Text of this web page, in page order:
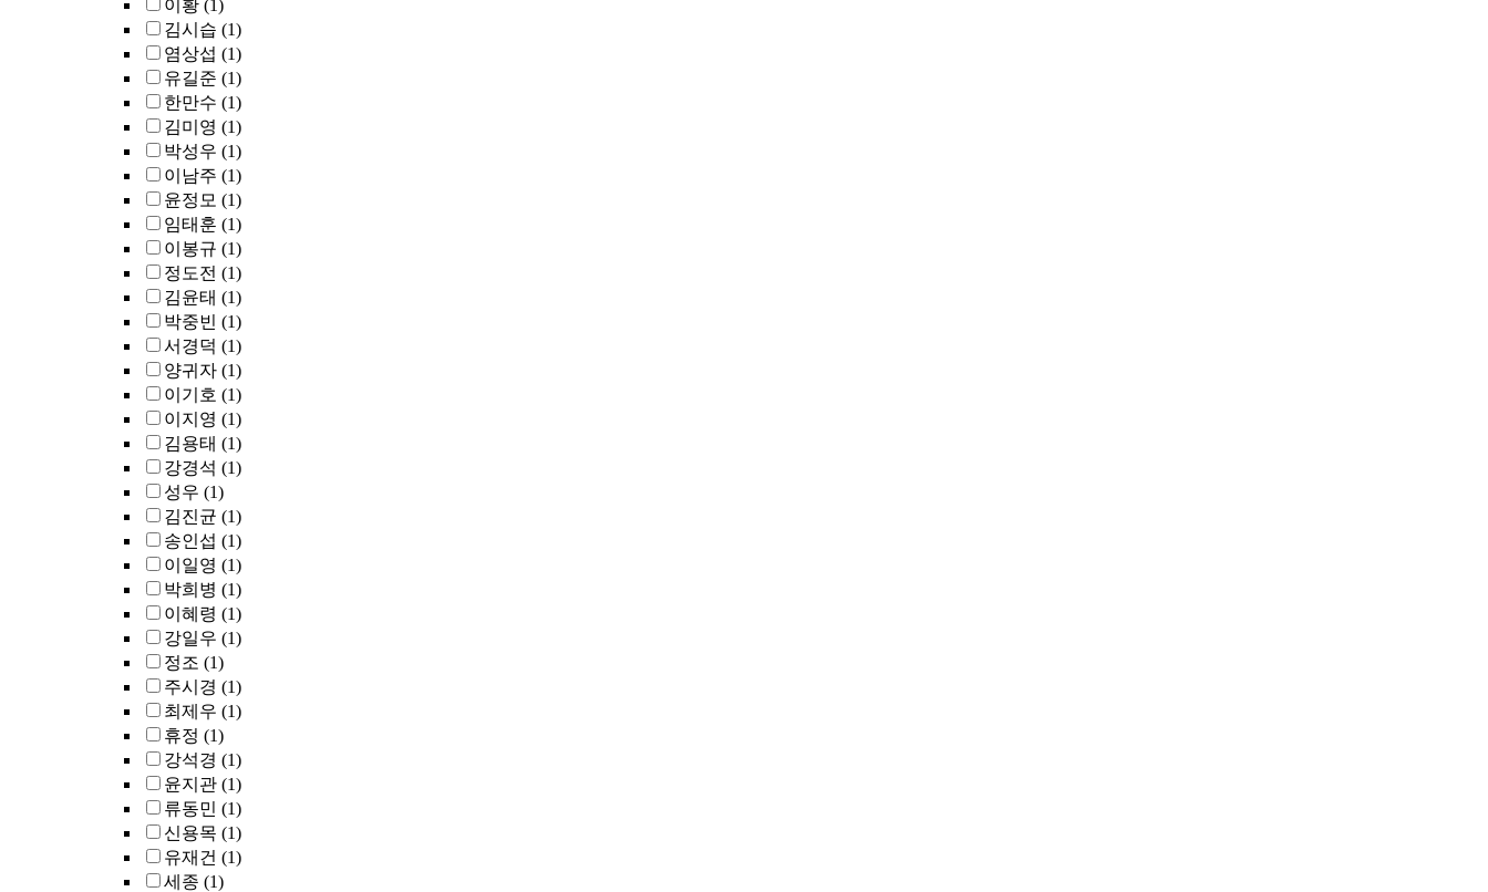
이황 (1)
김시습 (1)
염상섭 (1)
유길준 (1)
한만수 (1)
김미영 (1)
박성우 (1)
이남주 (1)
윤정모 (1)
임태훈 (1)
이봉규 (1)
정도전 (1)
김윤태 (1)
박중빈 (1)
서경덕 (1)
양귀자 (1)
이기호 (1)
이지영 (1)
김용태 (1)
강경석 (1)
성우 (1)
김진균 (1)
송인섭 (1)
이일영 (1)
박희병 (1)
이혜령 (1)
강일우 (1)
정조 (1)
주시경 (1)
최제우 (1)
휴정 (1)
강석경 (1)
윤지관 (1)
류동민 (1)
신용목 (1)
유재건 (1)
세종 (1)